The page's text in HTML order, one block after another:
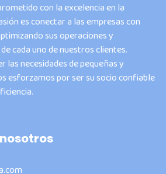
con la excelencia en la
es conectar a las empresas con
sus operaciones y
cada uno de nuestros clientes.
las necesidades de pequeñas y
esforzamos por ser su socio confiable